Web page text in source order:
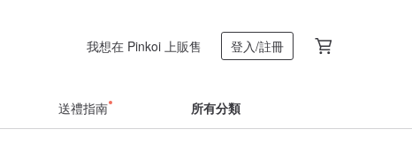
我想在 Pinkoi 上販售 登入/註冊
送禮指南 所有分類